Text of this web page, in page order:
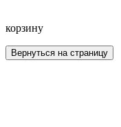
корзину
Вернуться на страницу